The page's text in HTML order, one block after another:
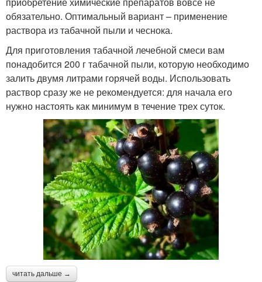
обязательно. Оптимальный вариант – применение
раствора из табачной пыли и чеснока.
Для приготовления табачной лечебной смеси вам
понадобится 200 г табачной пыли, которую необходимо
залить двумя литрами горячей воды. Использовать
раствор сразу же не рекомендуется: для начала его
нужно настоять как минимум в течение трех суток.
читать дальше →